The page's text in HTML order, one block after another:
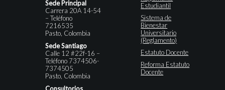
Sede Principal
Carrera 20A 14-54
– Teléfono
7216535
Pasto, Colombia
Sede Santiago
Calle 12 #22f-16 –
Teléfono 7374506-
7374505
Pasto, Colombia
Consultorios
Estudiantil
Sistema de
Bienestar
Universitario
(Reglamento)
Estatuto Docente
Reforma Estatuto
Docente